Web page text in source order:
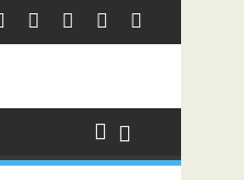
बजट फिल्म रामायण के मेकर्स को चेतावनी